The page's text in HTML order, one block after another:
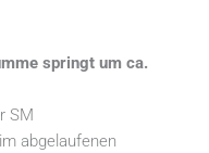
springt um ca.
SM
abgelaufenen